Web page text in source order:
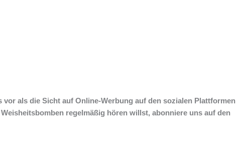
als die Sicht auf Online-Werbung auf den sozialen Plattformen
regelmäßig hören willst, abonniere uns auf den